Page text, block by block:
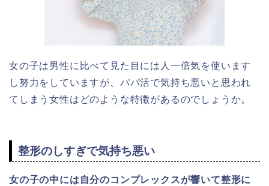
女の子は男性に比べて見た目には人一倍気を使います
し努力をしていますが、パパ活で気持ち悪いと思われ
てしまう女性はどのような特徴があるのでしょうか。
整形のしすぎで気持ち悪い
女の子の中には自分のコンプレックスが響いて整形に